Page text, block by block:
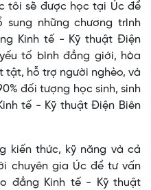
tôi sẽ được học tại Úc để
những chương trình
Kinh tế - Kỹ thuật Điện
tố bình đẳng giới, hòa
tật, hỗ trợ người nghèo, và
đối tượng học sinh, sinh
tế - Kỹ thuật Điện Biên
kiến thức, kỹ năng và cả
chuyên gia Úc để tư vấn
đẳng Kinh tế - Kỹ thuật